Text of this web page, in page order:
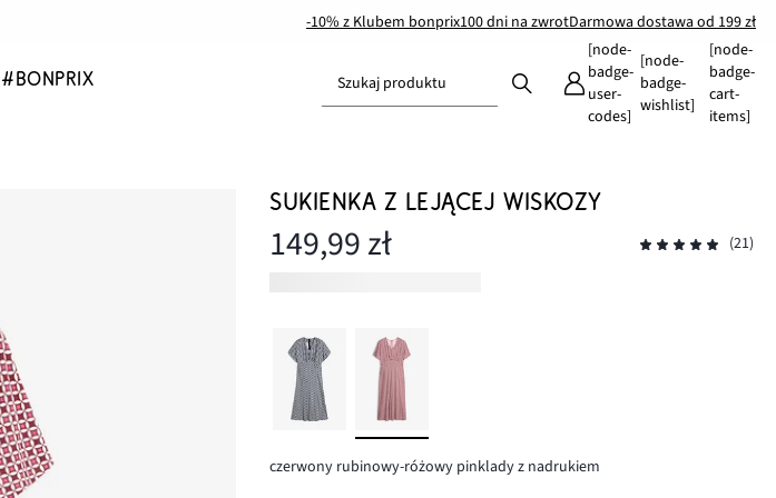
-10% z Klubem bonprix100 dni na zwrotDarmowa dostawa od 199 zł
#BONPRIX Szukaj produktu
[node-
badge-
user-
codes]
[node-
badge-
wishlist]
[node-
badge-
cart-
items]
SUKIENKA Z LEJĄCEJ WISKOZY
149,99 zł (21)
czerwony rubinowy-różowy pinklady z nadrukiem